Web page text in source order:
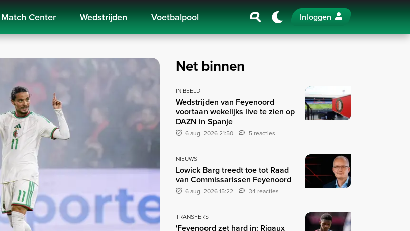
Match Center Wedstrijden Voetbalpool Inloggen
Net binnen
IN BEELD
Wedstrijden van Feyenoord
voortaan wekelijks live te zien op
DAZN in Spanje
6 aug. 2026 21:50 5 reacties
NIEUWS
Lowick Barg treedt toe tot Raad
van Commissarissen Feyenoord
6 aug. 2026 15:22 34 reacties
TRANSFERS
'Feyenoord zet hard in: Rigaux